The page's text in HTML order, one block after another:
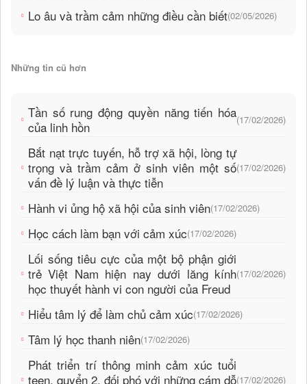
Lo âu và trầm cảm những điều cần biết(02/05/2026)
Những tin cũ hơn
Tần số rung động quyền năng tiến hóa
của linh hồn
(17/02/2026)
Bắt nạt trực tuyến, hỗ trợ xã hội, lòng tự
trọng và trầm cảm ở sinh viên một số
vấn đề lý luận và thực tiễn
(17/02/2026)
Hành vi ủng hộ xã hội của sinh viên(17/02/2026)
Học cách làm bạn với cảm xúc(17/02/2026)
Lối sống tiêu cực của một bộ phận giới
trẻ Việt Nam hiện nay dưới lăng kính
học thuyết hành vi con người của Freud
(17/02/2026)
Hiểu tâm lý để làm chủ cảm xúc(17/02/2026)
Tâm lý học thanh niên(17/02/2026)
Phát triển trí thông minh cảm xúc tuổi
teen, quyển 2, đối phó với những cám dỗ(17/02/2026)